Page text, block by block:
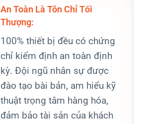
An Toàn Là Tôn Chỉ Tối
Thượng:
100% thiết bị đều có chứng
chỉ kiểm định an toàn định
kỳ. Đội ngũ nhân sự được
đào tạo bài bản, am hiểu kỹ
thuật trọng tâm hàng hóa,
đảm bảo tài sản của khách